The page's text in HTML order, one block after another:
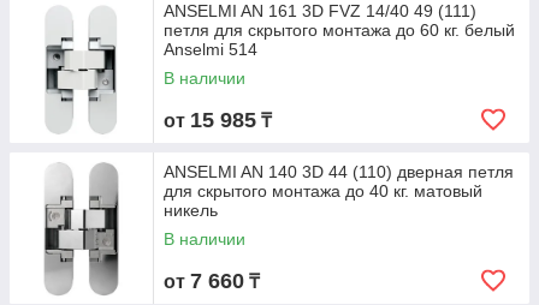
ANSELMI AN 161 3D FVZ 14/40 49 (111)
петля для скрытого монтажа до 60 кг. белый
Anselmi 514
В наличии
от 15 985 ₸
ANSELMI AN 140 3D 44 (110) дверная петля
для скрытого монтажа до 40 кг. матовый
никель
В наличии
от 7 660 ₸